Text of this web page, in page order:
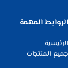
الروابط المهمة
الرئيسية
جميع المنتجات